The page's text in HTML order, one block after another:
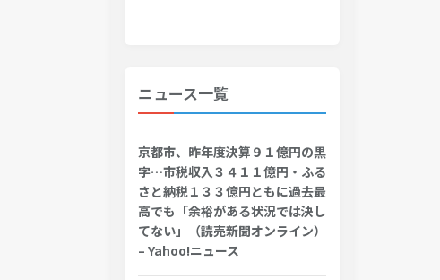
ニュース一覧
京都市、昨年度決算９１億円の黒
字…市税収入３４１１億円・ふる
さと納税１３３億円ともに過去最
高でも「余裕がある状況では決し
てない」（読売新聞オンライン）
– Yahoo!ニュース